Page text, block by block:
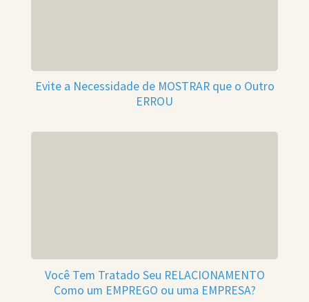
Evite a Necessidade de MOSTRAR que o Outro
ERROU
Você Tem Tratado Seu RELACIONAMENTO
Como um EMPREGO ou uma EMPRESA?